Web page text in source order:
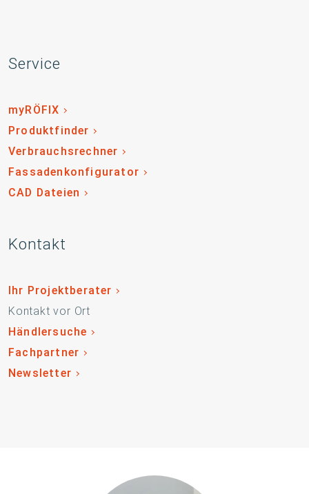
Service
myRÖFIX
Produktfinder
Verbrauchsrechner
Fassadenkonfigurator
CAD Dateien
Kontakt
Ihr Projektberater
Kontakt vor Ort
Händlersuche
Fachpartner
Newsletter